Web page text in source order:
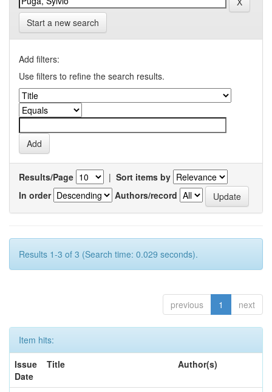
Start a new search
Add filters:
Use filters to refine the search results.
Results/Page | Sort items by
In order
Authors/record
Results 1-3 of 3 (Search time: 0.029 seconds).
previous 1 next
Item hits:
Issue
Date
Title Author(s)